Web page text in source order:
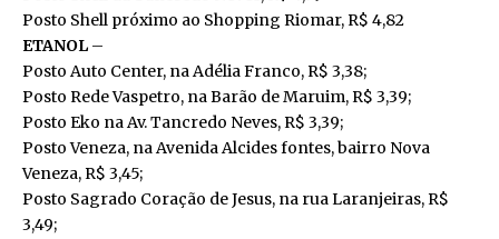
Posto Shell próximo ao Shopping Riomar, R$ 4,82
ETANOL –
Posto Auto Center, na Adélia Franco, R$ 3,38;
Posto Rede Vaspetro, na Barão de Maruim, R$ 3,39;
Posto Eko na Av. Tancredo Neves, R$ 3,39;
Posto Veneza, na Avenida Alcides fontes, bairro Nova
Veneza, R$ 3,45;
Posto Sagrado Coração de Jesus, na rua Laranjeiras, R$
3,49;